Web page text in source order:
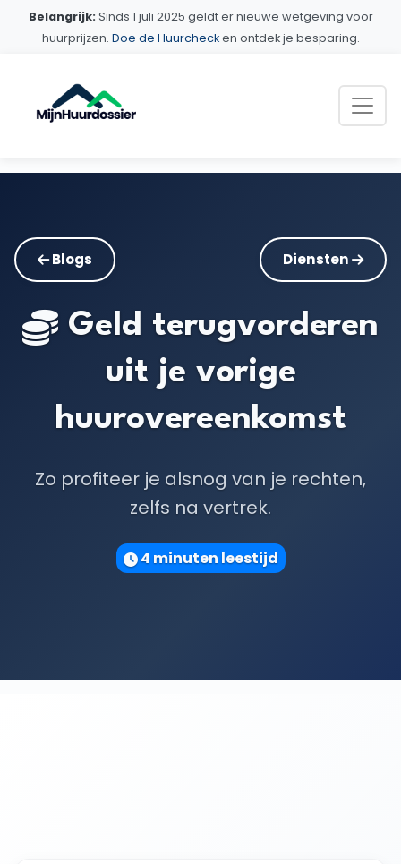
Belangrijk: Sinds 1 juli 2025 geldt er nieuwe wetgeving voor
huurprijzen. Doe de Huurchecken ontdek je besparing.
Blogs Diensten
Geld terugvorderen
uit je vorige
huurovereenkomst
Zo profiteer je alsnog van je rechten,
zelfs na vertrek.
4 minuten leestijd